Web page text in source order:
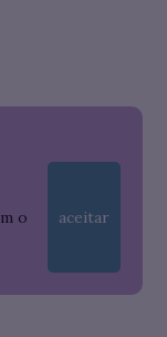
o
aceitar
do e-MEC